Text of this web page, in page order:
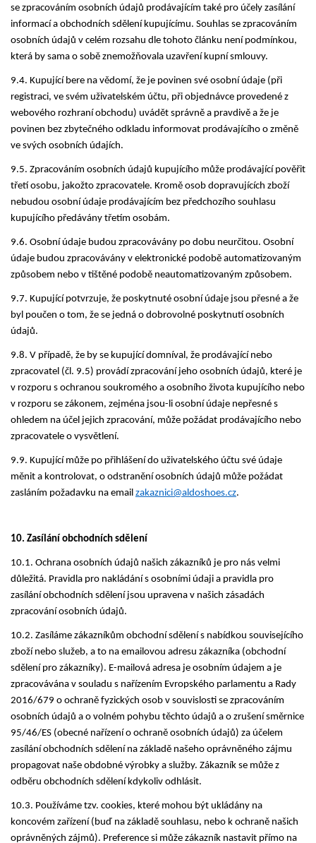
se zpracováním osobních údajů prodávajícím také pro účely zasílání
informací a obchodních sdělení kupujícímu. Souhlas se zpracováním
osobních údajů v celém rozsahu dle tohoto článku není podmínkou,
která by sama o sobě znemožňovala uzavření kupní smlouvy.
9.4. Kupující bere na vědomí, že je povinen své osobní údaje (při
registraci, ve svém uživatelském účtu, při objednávce provedené z
webového rozhraní obchodu) uvádět správně a pravdivě a že je
povinen bez zbytečného odkladu informovat prodávajícího o změně
ve svých osobních údajích.
9.5. Zpracováním osobních údajů kupujícího může prodávající pověřit
třetí osobu, jakožto zpracovatele. Kromě osob dopravujících zboží
nebudou osobní údaje prodávajícím bez předchozího souhlasu
kupujícího předávány třetím osobám.
9.6. Osobní údaje budou zpracovávány po dobu neurčitou. Osobní
údaje budou zpracovávány v elektronické podobě automatizovaným
způsobem nebo v tištěné podobě neautomatizovaným způsobem.
9.7. Kupující potvrzuje, že poskytnuté osobní údaje jsou přesné a že
byl poučen o tom, že se jedná o dobrovolné poskytnutí osobních
údajů.
9.8. V případě, že by se kupující domníval, že prodávající nebo
zpracovatel (čl. 9.5) provádí zpracování jeho osobních údajů, které je
v rozporu s ochranou soukromého a osobního života kupujícího nebo
v rozporu se zákonem, zejména jsou-li osobní údaje nepřesné s
ohledem na účel jejich zpracování, může požádat prodávajícího nebo
zpracovatele o vysvětlení.
9.9. Kupující může po přihlášení do uživatelského účtu své údaje
měnit a kontrolovat, o odstranění osobních údajů může požádat
zasláním požadavku na email zakaznici@aldoshoes.cz.
10. Zasílání obchodních sdělení
10.1. Ochrana osobních údajů našich zákazníků je pro nás velmi
důležitá. Pravidla pro nakládání s osobními údaji a pravidla pro
zasílání obchodních sdělení jsou upravena v našich zásadách
zpracování osobních údajů.
10.2. Zasíláme zákazníkům obchodní sdělení s nabídkou souvisejícího
zboží nebo služeb, a to na emailovou adresu zákazníka (obchodní
sdělení pro zákazníky). E-mailová adresa je osobním údajem a je
zpracovávána v souladu s nařízením Evropského parlamentu a Rady
2016/679 o ochraně fyzických osob v souvislosti se zpracováním
osobních údajů a o volném pohybu těchto údajů a o zrušení směrnice
95/46/ES (obecné nařízení o ochraně osobních údajů) za účelem
zasílání obchodních sdělení na základě našeho oprávněného zájmu
propagovat naše obdobné výrobky a služby. Zákazník se může z
odběru obchodních sdělení kdykoliv odhlásit.
10.3. Používáme tzv. cookies, které mohou být ukládány na
koncovém zařízení (buď na základě souhlasu, nebo k ochraně našich
oprávněných zájmů). Preference si může zákazník nastavit přímo na